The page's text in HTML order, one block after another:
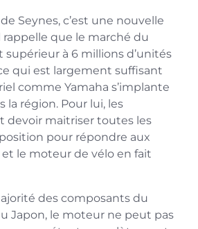
Seynes, c’est une nouvelle
rappelle que le marché du
à 6 millions d’unités
qui est largement suffisant
comme Yamaha s’implante
la région. Pour lui, les
devoir maitriser toutes les
pour répondre aux
le moteur de vélo en fait
des composants du
Japon, le moteur ne peut pas